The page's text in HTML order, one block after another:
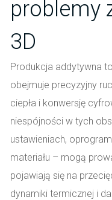
problemy
3D
Produkcja addytywna
obejmuje precyzyjny
ciepła i konwersję
niespójności w tych
ustawieniach,
materiału – mogą
pojawiają się na
dynamiki termicznej i